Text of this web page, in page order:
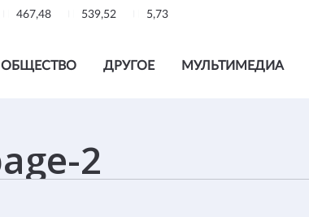
467,48 539,52 5,73
ОБЩЕСТВО ДРУГОЕ МУЛЬТИМЕДИА